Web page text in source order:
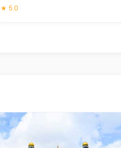
★ 5.0